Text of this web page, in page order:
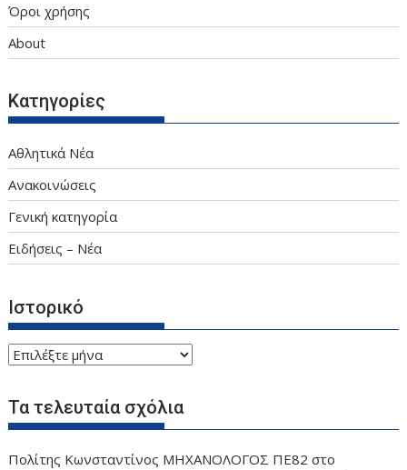
Όροι χρήσης
About
Κατηγορίες
Αθλητικά Νέα
Ανακοινώσεις
Γενική κατηγορία
Ειδήσεις – Νέα
Ιστορικό
Ιστορικό
Τα τελευταία σχόλια
Πολίτης Κωνσταντίνος ΜΗΧΑΝΟΛΟΓΟΣ ΠΕ82 στο